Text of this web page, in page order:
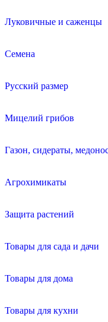
Луковичные и саженцы
Семена
Русский размер
Мицелий грибов
Газон, сидераты,
Агрохимикаты
Защита растений
Товары для сада и дачи
Товары для дома
Товары для кухни